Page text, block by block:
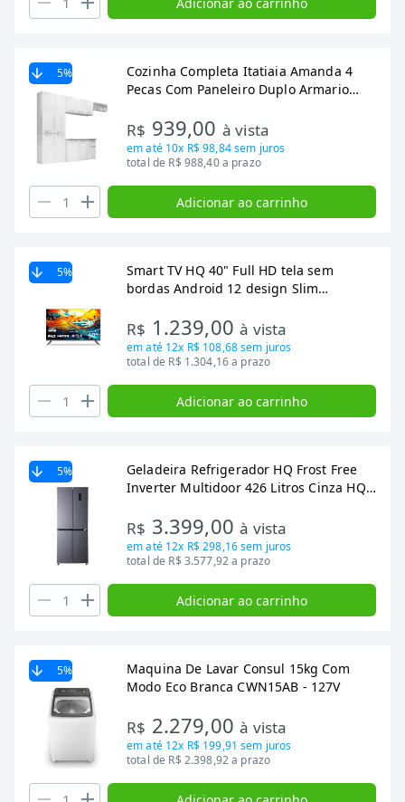
5%
Cozinha Completa Itatiaia Amanda 4
Pecas Com Paneleiro Duplo Armario
R$ 939,00 à vista
em até 10x R$ 98,84sem juros
total de R$ 988,40 a prazo
Adicionar ao carrinho
5%
Smart TV HQ 40" Full HD tela sem
bordas Android 12 design Slim
R$ 1.239,00à vista
em até 12x R$ 108,68sem juros
total de R$ 1.304,16 a prazo
Adicionar ao carrinho
5%
Geladeira Refrigerador HQ Frost Free
Inverter Multidoor 426 Litros Cinza HQ-
R$ 3.399,00à vista
em até 12x R$ 298,16sem juros
total de R$ 3.577,92 a prazo
Adicionar ao carrinho
5%
Maquina De Lavar Consul 15kg Com
Modo Eco Branca CWN15AB - 127V
R$ 2.279,00à vista
em até 12x R$ 199,91 sem juros
total de R$ 2.398,92 a prazo